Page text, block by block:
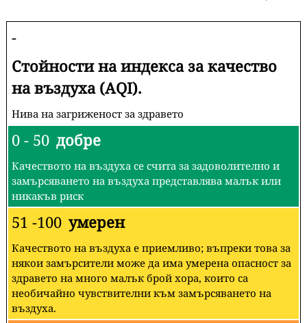
-
Стойности на индекса за качество
на въздуха (AQI).
Нива на загриженост за здравето
0 - 50 добре
Качеството на въздуха се счита за задоволително и
замърсяването на въздуха представлява малък или
никакъв риск
51 -100 умерен
Качеството на въздуха е приемливо; въпреки това за
някои замърсители може да има умерена опасност за
здравето на много малък брой хора, които са
необичайно чувствителни към замърсяването на
въздуха.